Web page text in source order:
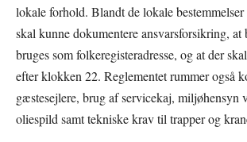
lokale forhold. Blandt de lokale bestemmelser
skal kunne dokumentere ansvarsforsikring, at
bruges som folkeregisteradresse, og at der
efter klokken 22. Reglementet rummer også
gæstesejlere, brug af servicekaj, miljøhensyn
oliespild samt tekniske krav til trapper og